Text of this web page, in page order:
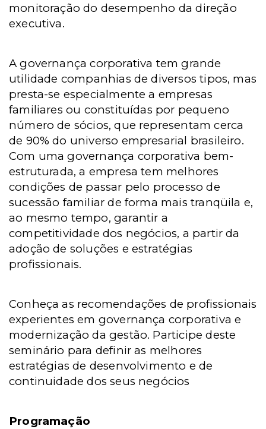
monitoração do desempenho da direção
executiva.
A governança corporativa tem grande
utilidade companhias de diversos tipos, mas
presta-se especialmente a empresas
familiares ou constituídas por pequeno
número de sócios, que representam cerca
de 90% do universo empresarial brasileiro.
Com uma governança corporativa bem-
estruturada, a empresa tem melhores
condições de passar pelo processo de
sucessão familiar de forma mais tranqüila e,
ao mesmo tempo, garantir a
competitividade dos negócios, a partir da
adoção de soluções e estratégias
profissionais.
Conheça as recomendações de profissionais
experientes em governança corporativa e
modernização da gestão. Participe deste
seminário para definir as melhores
estratégias de desenvolvimento e de
continuidade dos seus negócios
Programação